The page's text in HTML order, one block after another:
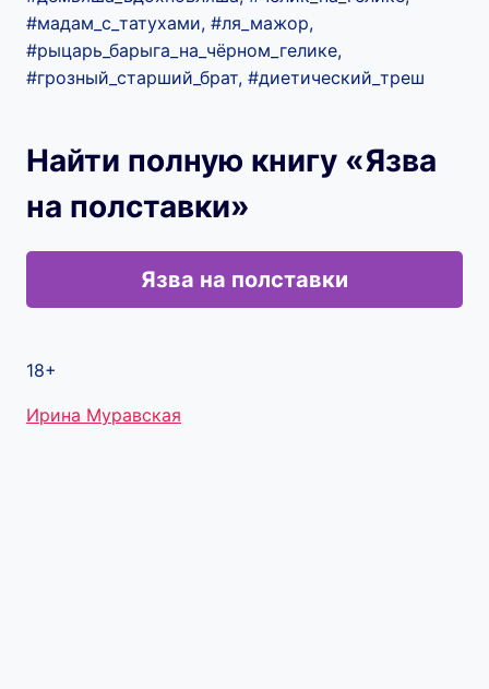
#мадам_с_татухами, #ля_мажор,
#рыцарь_барыга_на_чёрном_гелике,
#грозный_старший_брат, #диетический_треш
Найти полную книгу «Язва
на полставки»
Язва на полставки
18+
Метки
Ирина Муравская